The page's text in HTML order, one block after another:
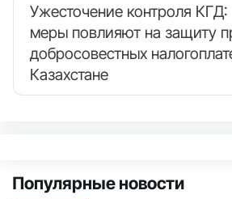
Ужесточение контроля КГД:
меры повлияют на защиту
добросовестных
Казахстане
Популярные новости